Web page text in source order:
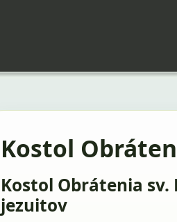
Kostol
Kostol Obrátenia
jezuitov